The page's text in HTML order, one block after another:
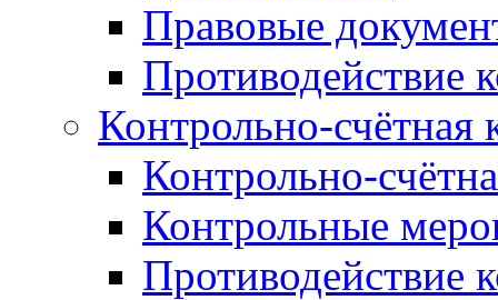
Правовые
Противодействие
Контрольно-счётная
Контрольно-
Контрольные
Противодействие